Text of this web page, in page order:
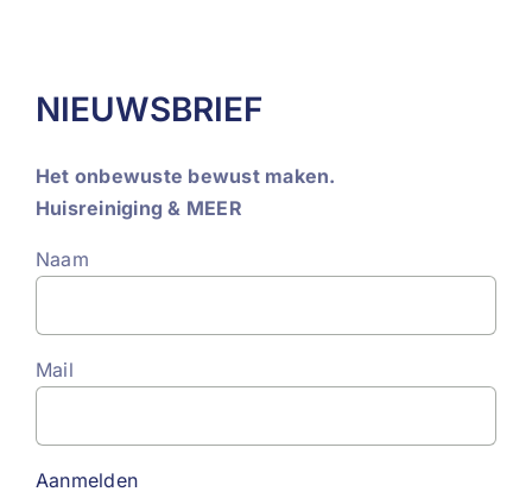
NIEUWSBRIEF
Het onbewuste bewust maken.
Huisreiniging & MEER
Naam
Mail
Aanmelden